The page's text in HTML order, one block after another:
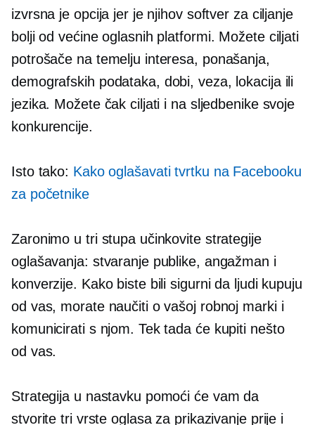
izvrsna je opcija jer je njihov softver za ciljanje
bolji od većine oglasnih platformi. Možete ciljati
potrošače na temelju interesa, ponašanja,
demografskih podataka, dobi, veza, lokacija ili
jezika. Možete čak ciljati i na sljedbenike svoje
konkurencije.
Isto tako: Kako oglašavati tvrtku na Facebooku
za početnike
Zaronimo u tri stupa učinkovite strategije
oglašavanja: stvaranje publike, angažman i
konverzije. Kako biste bili sigurni da ljudi kupuju
od vas, morate naučiti o vašoj robnoj marki i
komunicirati s njom. Tek tada će kupiti nešto
od vas.
Strategija u nastavku pomoći će vam da
stvorite tri vrste oglasa za prikazivanje prije i